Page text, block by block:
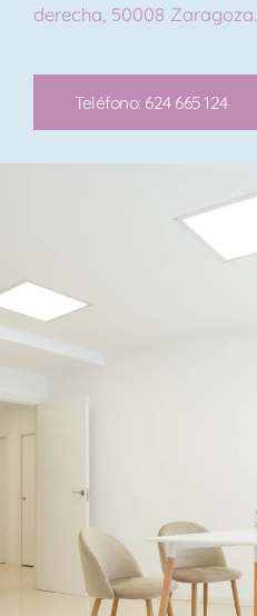
derecha, 50008 Zaragoza.
Teléfono: 624 665 124